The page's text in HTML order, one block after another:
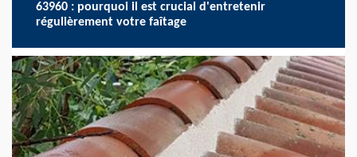
63960 : pourquoi il est crucial d'entretenir
régulièrement votre faîtage